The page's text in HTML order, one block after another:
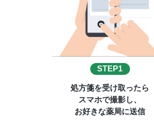
STEP1
処方箋を受け取ったら
スマホで撮影し、
お好きな薬局に送信